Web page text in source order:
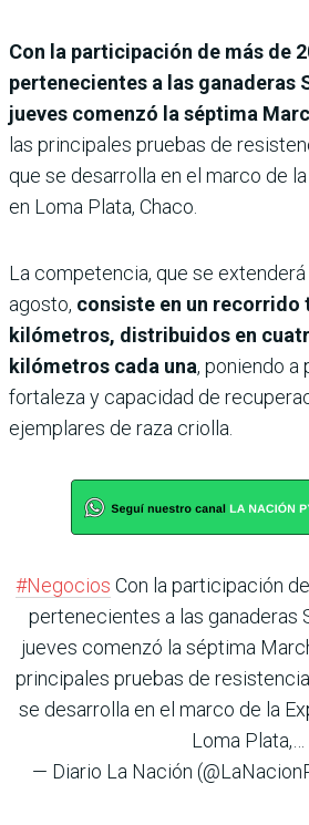
Con la participación de más de
pertenecientes a las ganaderas
jueves comenzó la séptima
las principales pruebas de
que se desarrolla en el marco de la
en Loma Plata, Chaco.
La competencia, que se
agosto, consiste en un recorrido
kilómetros, distribuidos en
kilómetros cada una, poniendo a
fortaleza y capacidad de
ejemplares de raza criolla.
#Negocios Con la participación
pertenecientes a las ganaderas
jueves comenzó la séptima
principales pruebas de
se desarrolla en el marco de la
Loma Plata,…
— Diario La Nación